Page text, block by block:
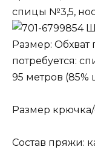
спицы №3,5,
Размер: Обхват
потребуется:
95 метров (85%
Размер
Состав пряжи: